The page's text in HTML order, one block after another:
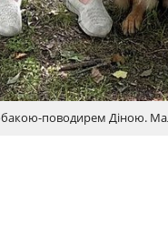
поводирем Діною.